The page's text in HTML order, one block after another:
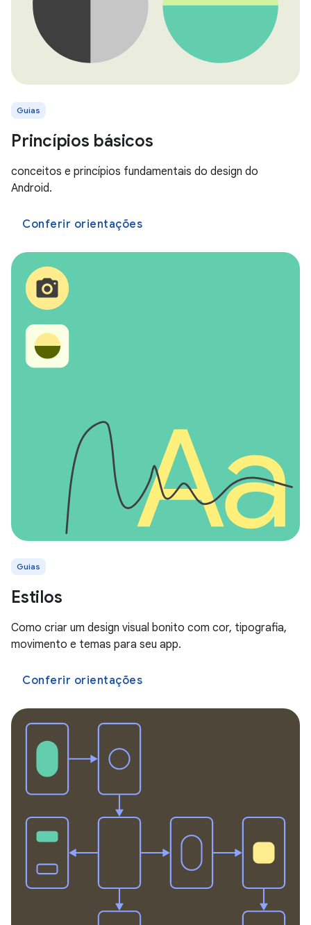
Guias
Princípios básicos
conceitos e princípios fundamentais do design do
Android.
Conferir orientações
Guias
Estilos
Como criar um design visual bonito com cor, tipografia,
movimento e temas para seu app.
Conferir orientações